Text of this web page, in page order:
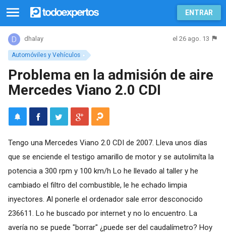
ENTRAR
Automóviles y Vehículos
dhalay el 26 ago. 13
Problema en la admisión de aire
Mercedes Viano 2.0 CDI
Tengo una Mercedes Viano 2.0 CDI de 2007. Lleva unos días
que se enciende el testigo amarillo de motor y se autolimíta la
potencia a 300 rpm y 100 km/h Lo he llevado al taller y he
cambiado el filtro del combustible, le he echado limpia
inyectores. Al ponerle el ordenador sale error desconocido
236611. Lo he buscado por internet y no lo encuentro. La
avería no se puede "borrar" ¿puede ser del caudalímetro? Hoy